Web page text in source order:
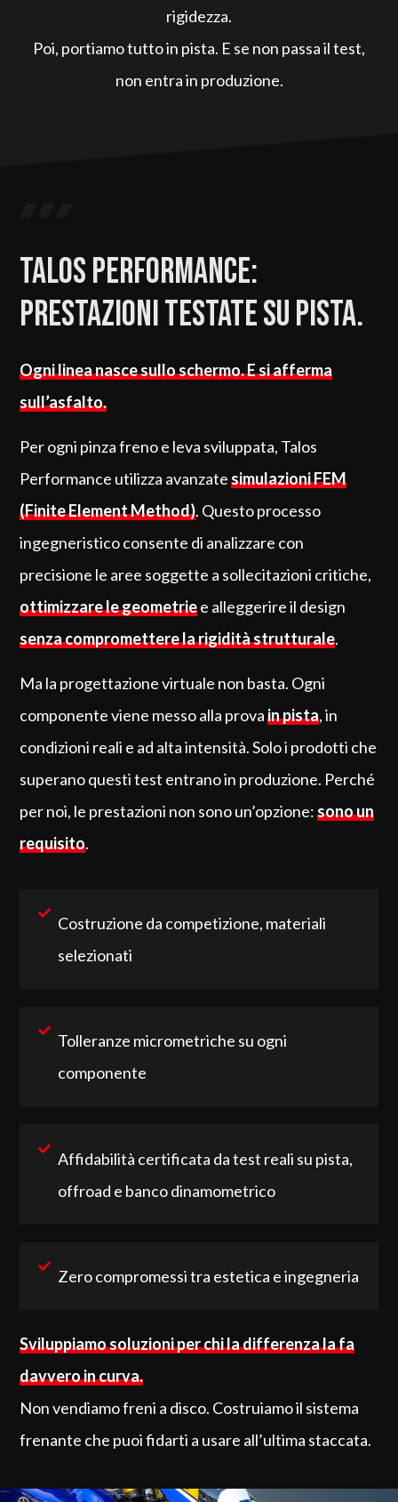
rigidezza.
Poi, portiamo tutto in pista. E se non passa il test,
non entra in produzione.
Talos Performance:
prestazioni testate su pista.
Ogni linea nasce sullo schermo. E si afferma
sull’asfalto.
Per ogni pinza freno e leva sviluppata, Talos
Performance utilizza avanzatesimulazioni FEM
(Finite Element Method). Questo processo
ingegneristico consente di analizzare con
precisione le aree soggette a sollecitazioni critiche,
ottimizzare le geometriee alleggerire il design
senza compromettere la rigidità strutturale.
Ma la progettazione virtuale non basta. Ogni
componente viene messo alla provain pista, in
condizioni reali e ad alta intensità. Solo i prodotti che
superano questi test entrano in produzione. Perché
per noi, le prestazioni non sono un’opzione:sono un
requisito.
Costruzione da competizione, materiali
selezionati
Tolleranze micrometriche su ogni
componente
Affidabilità certificata da test reali su pista,
offroad e banco dinamometrico
Zero compromessi tra estetica e ingegneria
Sviluppiamo soluzioni per chi la differenza la fa
davvero in curva.
Non vendiamo freni a disco. Costruiamo il sistema
frenante che puoi fidarti a usare all’ultima staccata.